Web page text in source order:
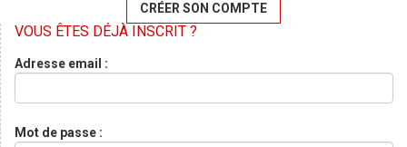
CRÉER SON COMPTE
VOUS ÊTES DÉJÀ INSCRIT ?
Adresse email :
Mot de passe :